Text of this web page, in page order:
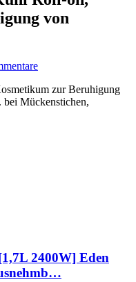
von
zur Beruhigung
Mückenstichen,
2400W] Eden